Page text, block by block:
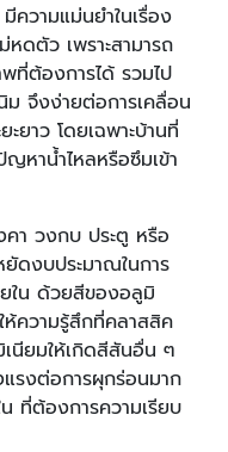
ความแม่นยำในเรื่อง
หดตัว เพราะสามารถ
ที่ต้องการได้ รวมไป
จึงง่ายต่อการเคลื่อน
ยาว โดยเฉพาะบ้านที่
หาน้ำไหลหรือซึมเข้า
คา วงกบ ประตู หรือ
ดงบประมาณในการ
ใน ด้วยสีของอลูมิ
ห้ความรู้สึกที่คลาสสิค
นียมให้เกิดสีสันอื่น ๆ
รงต่อการผุกร่อนมาก
ที่ต้องการความเรียบ